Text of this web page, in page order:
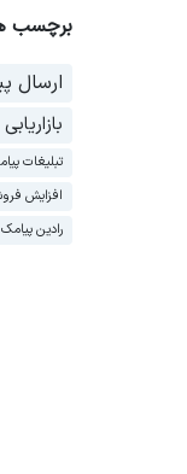
برچسب
ارسال
تبلیغات
افزایش
رادین پیامک